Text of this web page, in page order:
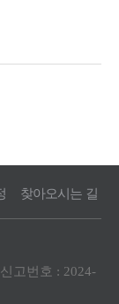
찾아오시는 길
고번호 : 2024-